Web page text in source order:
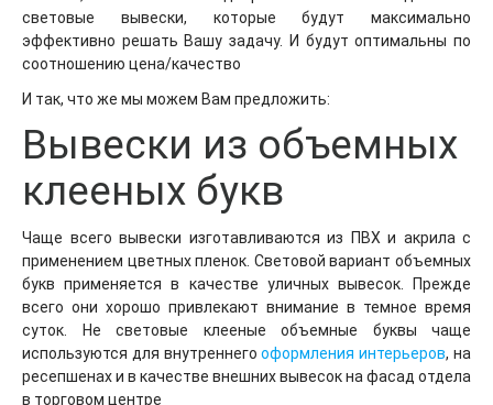
световые вывески, которые будут максимально
эффективно решать Вашу задачу. И будут оптимальны по
соотношению цена/качество
И так, что же мы можем Вам предложить:
Вывески из объемных
клееных букв
Чаще всего вывески изготавливаются из ПВХ и акрила с
применением цветных пленок. Световой вариант объемных
букв применяется в качестве уличных вывесок. Прежде
всего они хорошо привлекают внимание в темное время
суток. Не световые клееные объемные буквы чаще
используются для внутреннегооформления интерьеров, на
ресепшенах и в качестве внешних вывесок на фасад отдела
в торговом центре